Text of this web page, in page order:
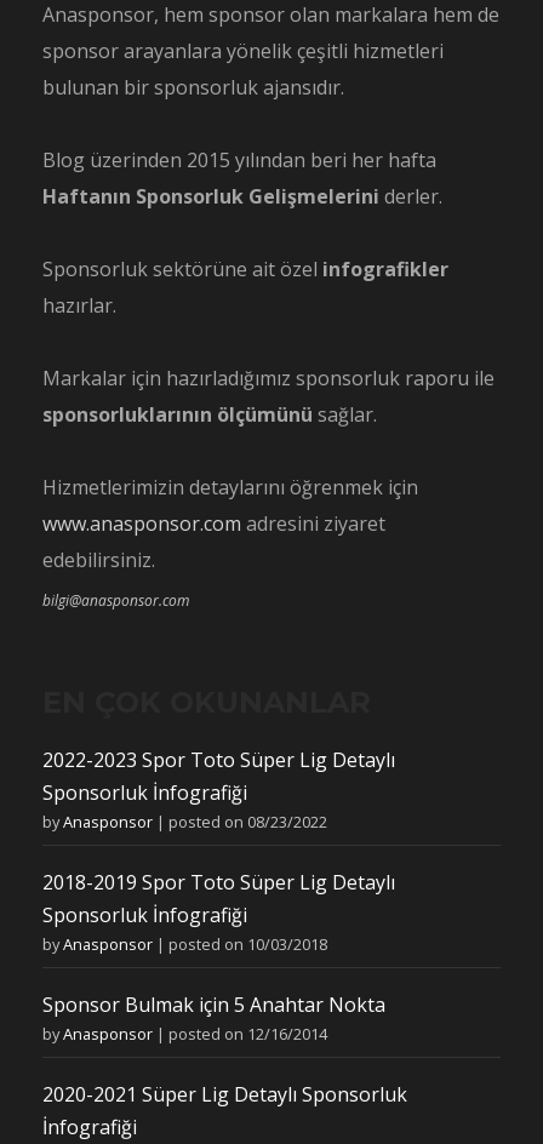
Anasponsor, hem sponsor olan markalara hem de
sponsor arayanlara yönelik çeşitli hizmetleri
bulunan bir sponsorluk ajansıdır.
Blog üzerinden 2015 yılından beri her hafta
Haftanın Sponsorluk Gelişmelerini derler.
Sponsorluk sektörüne ait özel infografikler
hazırlar.
Markalar için hazırladığımız sponsorluk raporu ile
sponsorluklarının ölçümünü sağlar.
Hizmetlerimizin detaylarını öğrenmek için
www.anasponsor.com adresini ziyaret
edebilirsiniz.
bilgi@anasponsor.com
2022-2023 Spor Toto Süper Lig Detaylı
Sponsorluk İnfografiği
byAnasponsor | posted on 08/23/2022
2018-2019 Spor Toto Süper Lig Detaylı
Sponsorluk İnfografiği
byAnasponsor | posted on 10/03/2018
Sponsor Bulmak için 5 Anahtar Nokta
byAnasponsor | posted on 12/16/2014
2020-2021 Süper Lig Detaylı Sponsorluk
İnfografiği